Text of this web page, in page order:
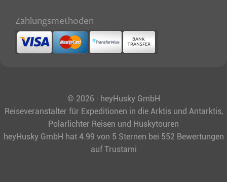
Zahlungsmethoden
© 2026 · heyHusky GmbH
Reiseveranstalter für Expeditionen in die Arktis und Antarktis,
Polarlichter Reisen und Huskytouren
heyHusky GmbH hat 4.99 von 5 Sternen bei 552 Bewertungen
auf Trustami